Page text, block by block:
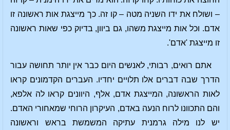
– ושולח את ידו השניה מטה – קו זה. כך מייצגת אות ראשונה זו
אדם. וכל אות מייצגת משהו, גם ביוון, בדיוק כפי שאות ראשונה
זו מייצגת 'אדם'.
אתם רואים, רבותי, לאנשים היום כבר אין יותר תחושה עבור
הדרך שבה דברים אלו תלויים יחדיו. העברים הקדמונים קראו
לאות הראשונה, המייצגת אדם, אלף, היוונים קראו לה אלפא,
והם התכוונו לרוח הנעה באדם, העיקרון הרוחי שמאחורי האדם.
יש לנו מילה גרמנית עתיקה המשמשת בראש וראשונה